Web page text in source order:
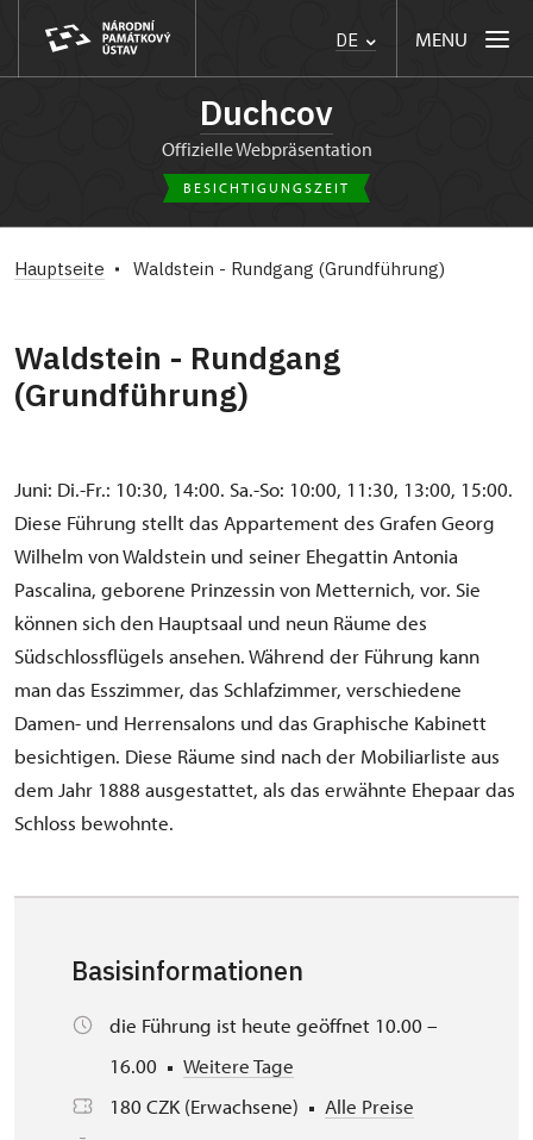
DE MENU
Duchcov
Offizielle Webpräsentation
BESICHTIGUNGSZEIT
Hauptseite Waldstein - Rundgang (Grundführung)
Waldstein - Rundgang
(Grundführung)
Juni: Di.-Fr.: 10:30, 14:00. Sa.-So: 10:00, 11:30, 13:00, 15:00.
Diese Führung stellt das Appartement des Grafen Georg
Wilhelm von Waldstein und seiner Ehegattin Antonia
Pascalina, geborene Prinzessin von Metternich, vor. Sie
können sich den Hauptsaal und neun Räume des
Südschlossflügels ansehen. Während der Führung kann
man das Esszimmer, das Schlafzimmer, verschiedene
Damen- und Herrensalons und das Graphische Kabinett
besichtigen. Diese Räume sind nach der Mobiliarliste aus
dem Jahr 1888 ausgestattet, als das erwähnte Ehepaar das
Schloss bewohnte.
Basisinformationen
die Führung ist heute geöffnet 10.00 –
16.00
Weitere Tage
180 CZK (Erwachsene)
Alle Preise